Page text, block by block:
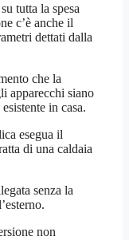
tutta la spesa
c’è anche il
dettati dalla
che la
apparecchi siano
in casa.
esegua il
di una caldaia
senza la
non